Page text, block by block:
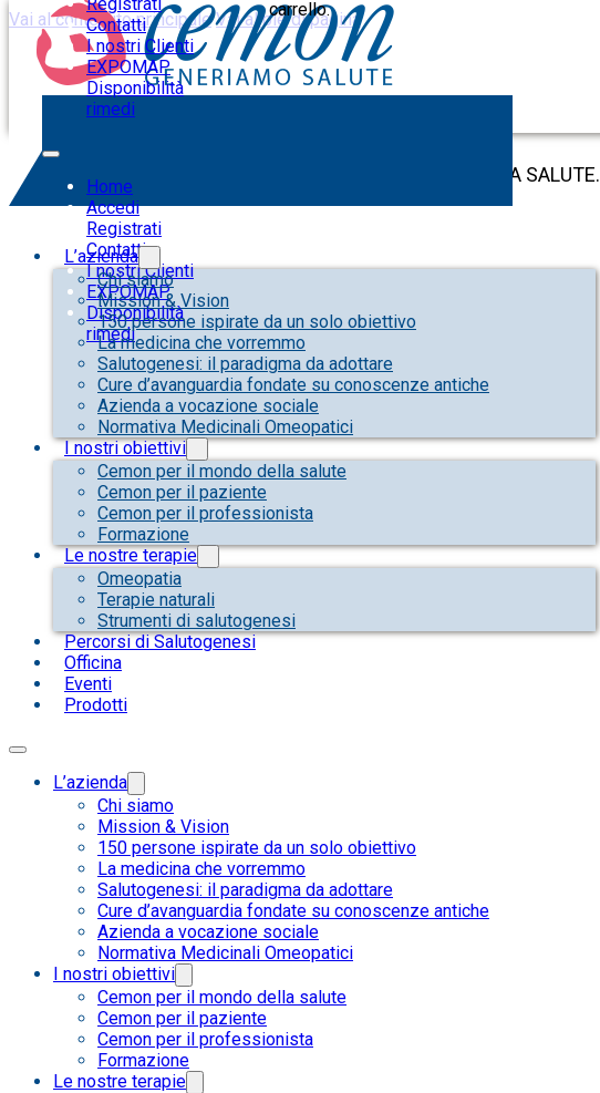
Vai al contenuto principale Vai al piè di pagina
Contatti
I nostri Clienti
EXPOMAP
Disponibilità
rimedi
Home
Accedi
Registrati
Contatti
I nostri Clienti
EXPOMAP
Disponibilità
rimedi
carrello.
L’azienda
Chi siamo
Mission & Vision
150 persone ispirate da un solo obiettivo
La medicina che vorremmo
Salutogenesi: il paradigma da adottare
Cure d’avanguardia fondate su conoscenze antiche
Azienda a vocazione sociale
Normativa Medicinali Omeopatici
I nostri obiettivi
Cemon per il mondo della salute
Cemon per il paziente
Cemon per il professionista
Formazione
Le nostre terapie
Omeopatia
Terapie naturali
Strumenti di salutogenesi
Percorsi di Salutogenesi
Officina
Eventi
Prodotti
L’azienda
Chi siamo
Mission & Vision
150 persone ispirate da un solo obiettivo
La medicina che vorremmo
Salutogenesi: il paradigma da adottare
Cure d’avanguardia fondate su conoscenze antiche
Azienda a vocazione sociale
Normativa Medicinali Omeopatici
I nostri obiettivi
Cemon per il mondo della salute
Cemon per il paziente
Cemon per il professionista
Formazione
Le nostre terapie
QUESTA SEZIONE È RISERVATA AI PROFESSIONISTI DELLA SALUTE.